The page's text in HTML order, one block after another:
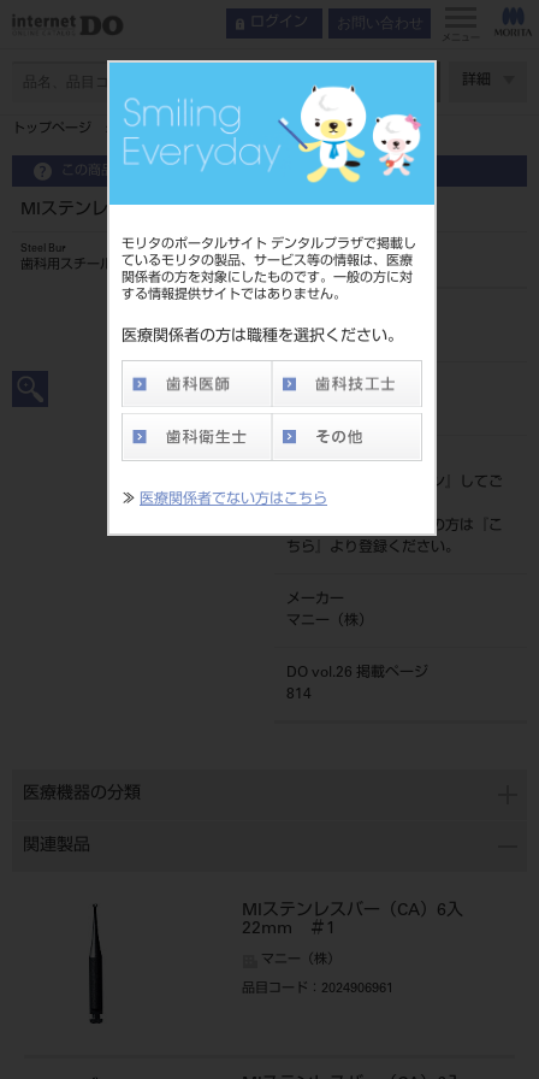
モリタのポータルサイト デンタルプラザで掲載し
ているモリタの製品、サービス等の情報は、医療
関係者の方を対象にしたものです。一般の方に対
する情報提供サイトではありません。
医療関係者の方は職種を選択ください。
≫ 医療関係者でない方はこちら
ログイン お問い合わせ
メニュー
詳細
トップページ MIステンレスバー（CA）6入28mm ＃1
この商品に関するお問い合わせ
MIステンレスバー（CA）6入28mm ＃1
Steel Bur
歯科用スチールバー
2024906971
JAN/EANコード
標準価格
ログイン
』してご
覧ください。
ネット会員登録がまだの方は『
こ
ちら
』より登録ください。
メーカー
マニー（株）
DO vol.26 掲載ページ
814
医療機器の分類
関連製品
MIステンレスバー（CA）6入
22mm ＃1
マニー（株）
品目コード ：2024906961